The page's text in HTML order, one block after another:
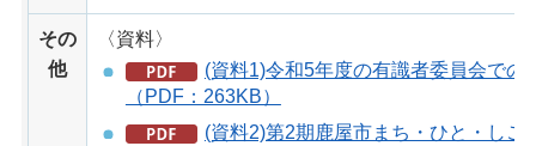
その
他
〈資料〉
(資料1)令和5年度の有識者委員会での
（PDF：263KB）
(資料2)第2期鹿屋市まち・ひと・しご